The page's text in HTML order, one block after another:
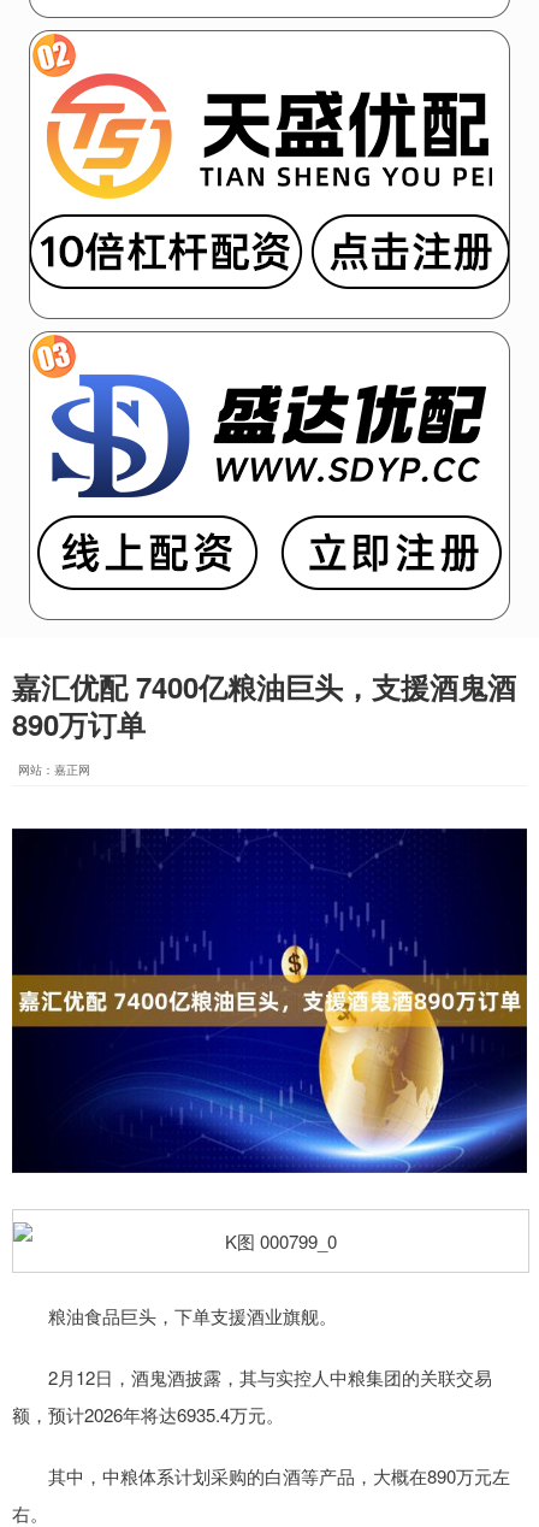
嘉汇优配 7400亿粮油巨头，支援酒鬼酒
890万订单
网站：嘉正网
粮油食品巨头，下单支援酒业旗舰。
2月12日，酒鬼酒披露，其与实控人中粮集团的关联交易
额，预计2026年将达6935.4万元。
其中，中粮体系计划采购的白酒等产品，大概在890万元左
右。